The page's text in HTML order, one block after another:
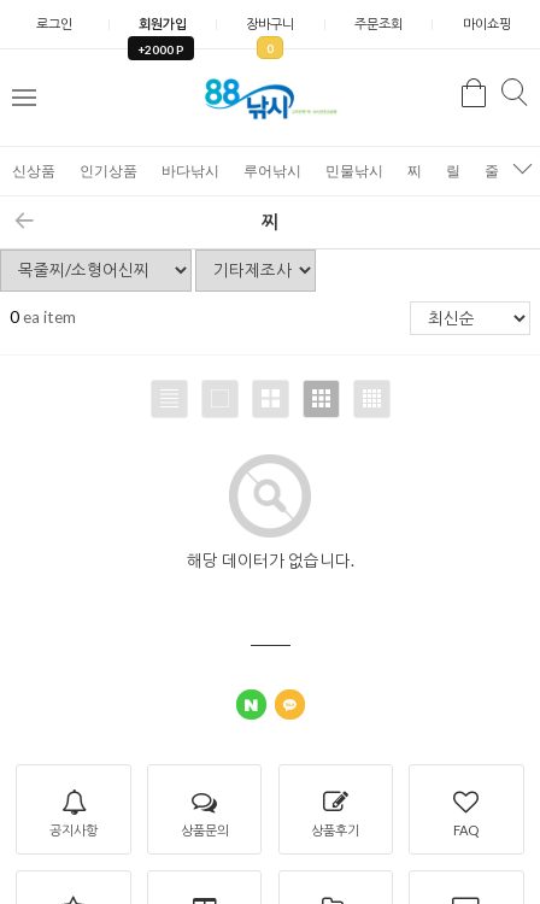
로그인 회원가입
+2000 P
장바구니
0
주문조회 마이쇼핑
검
신상품 인기상품 바다낚시 루어낚시 민물낚시 찌 릴 줄
찌
0ea item
해당 데이터가 없습니다.
공지사항 상품문의 상품후기 FAQ